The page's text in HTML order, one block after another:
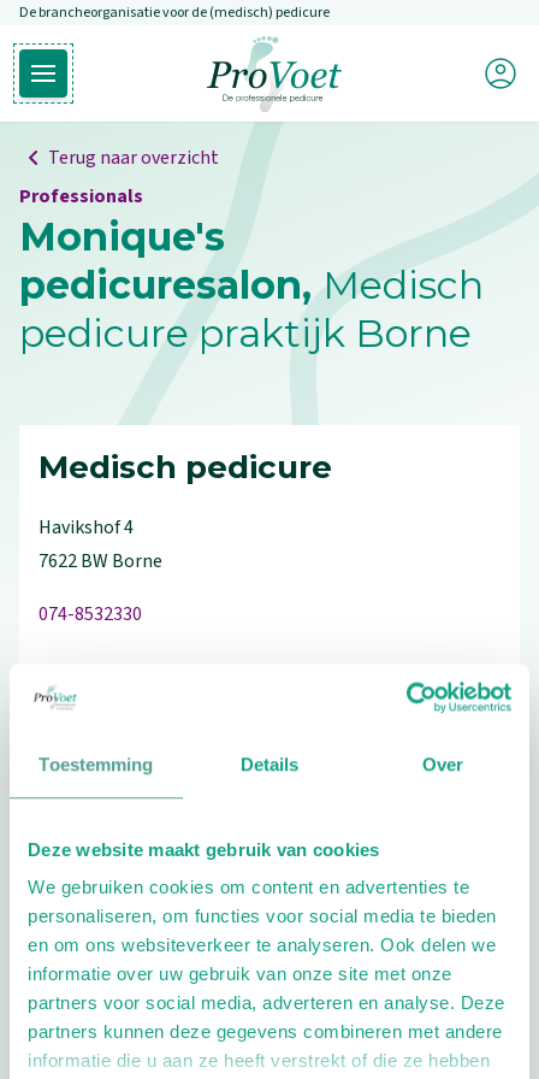
Toestemming Details Over
Deze website maakt gebruik van cookies
We gebruiken cookies om content en advertenties te
personaliseren, om functies voor social media te bieden
en om ons websiteverkeer te analyseren. Ook delen we
informatie over uw gebruik van onze site met onze
partners voor social media, adverteren en analyse. Deze
partners kunnen deze gegevens combineren met andere
informatie die u aan ze heeft verstrekt of die ze hebben
Overslaan en naar de inhoud gaan
De brancheorganisatie voor de (medisch) pedicure
Open hoofdmenu
Ga naar de homepagina
Mijn
Terug naar overzicht
Professionals
Monique's
pedicuresalon,Medisch
pedicure praktijk Borne
Medisch pedicure
Havikshof4
7622 BWBorne
074-8532330
Schrijf ook een review
Extra opties